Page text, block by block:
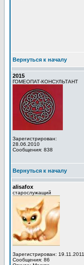
Вернуться к началу
2015
ГОМЕОПАТ-КОНСУЛЬТАНТ
Зарегистрирован:
28.06.2010
Сообщения: 838
Вернуться к началу
alisafox
старослужащий
Зарегистрирован: 19.11.2011
Сообщения: 86